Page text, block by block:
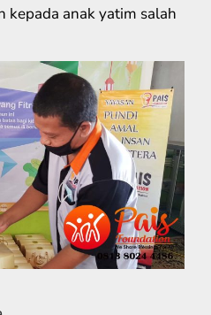
kepada anak yatim salah